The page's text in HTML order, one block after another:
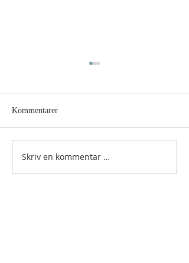
Kommentarer
Skriv en kommentar …